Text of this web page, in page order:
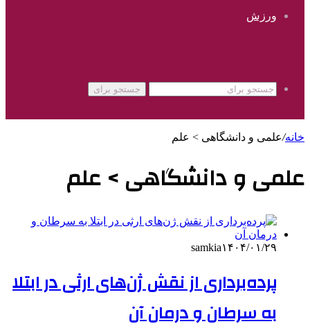
ورزش
جستجو برای
خانه/علمی‌ و دانشگاهی > علم
علمی‌ و دانشگاهی > علم
samkia۱۴۰۴/۰۱/۲۹
پرده‌برداری از نقش ژن‌های ارثی در ابتلا
به سرطان و درمان آن